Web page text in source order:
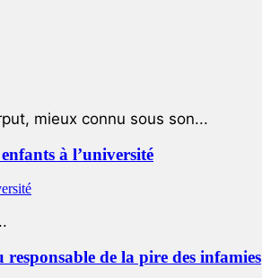
mieux connu sous son...
à l’université
de la pire des infamies